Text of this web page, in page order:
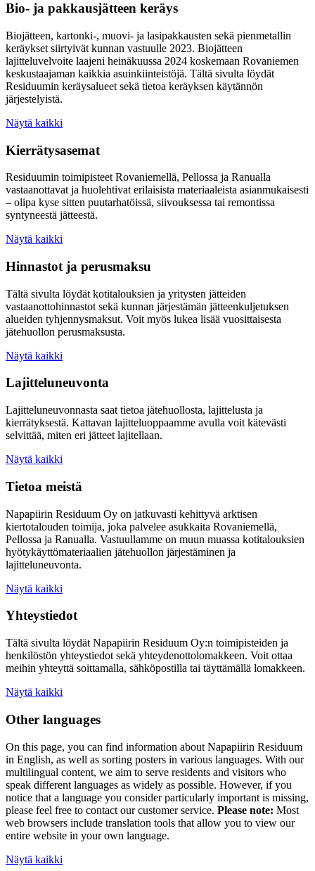
Bio- ja pakkausjätteen keräys
Biojätteen, kartonki-, muovi- ja lasipakkausten sekä pienmetallin
keräykset siirtyivät kunnan vastuulle 2023. Biojätteen
lajitteluvelvoite laajeni heinäkuussa 2024 koskemaan Rovaniemen
keskustaajaman kaikkia asuinkiinteistöjä. Tältä sivulta löydät
Residuumin keräysalueet sekä tietoa keräyksen käytännön
järjestelyistä.
Näytä kaikki
Kierrätysasemat
Residuumin toimipisteet Rovaniemellä, Pellossa ja Ranualla
vastaanottavat ja huolehtivat erilaisista materiaaleista asianmukaisesti
– olipa kyse sitten puutarhatöissä, siivouksessa tai remontissa
syntyneestä jätteestä.
Näytä kaikki
Hinnastot ja perusmaksu
Tältä sivulta löydät kotitalouksien ja yritysten jätteiden
vastaanottohinnastot sekä kunnan järjestämän jätteenkuljetuksen
alueiden tyhjennysmaksut. Voit myös lukea lisää vuosittaisesta
jätehuollon perusmaksusta.
Näytä kaikki
Lajitteluneuvonta
Lajitteluneuvonnasta saat tietoa jätehuollosta, lajittelusta ja
kierrätyksestä. Kattavan lajitteluoppaamme avulla voit kätevästi
selvittää, miten eri jätteet lajitellaan.
Näytä kaikki
Tietoa meistä
Napapiirin Residuum Oy on jatkuvasti kehittyvä arktisen
kiertotalouden toimija, joka palvelee asukkaita Rovaniemellä,
Pellossa ja Ranualla. Vastuullamme on muun muassa kotitalouksien
hyötykäyttömateriaalien jätehuollon järjestäminen ja
lajitteluneuvonta.
Näytä kaikki
Yhteystiedot
Tältä sivulta löydät Napapiirin Residuum Oy:n toimipisteiden ja
henkilöstön yhteystiedot sekä yhteydenottolomakkeen. Voit ottaa
meihin yhteyttä soittamalla, sähköpostilla tai täyttämällä lomakkeen.
Näytä kaikki
Other languages
On this page, you can find information about Napapiirin Residuum
in English, as well as sorting posters in various languages. With our
multilingual content, we aim to serve residents and visitors who
speak different languages as widely as possible. However, if you
notice that a language you consider particularly important is missing,
please feel free to contact our customer service. Please note: Most
web browsers include translation tools that allow you to view our
entire website in your own language.
Näytä kaikki